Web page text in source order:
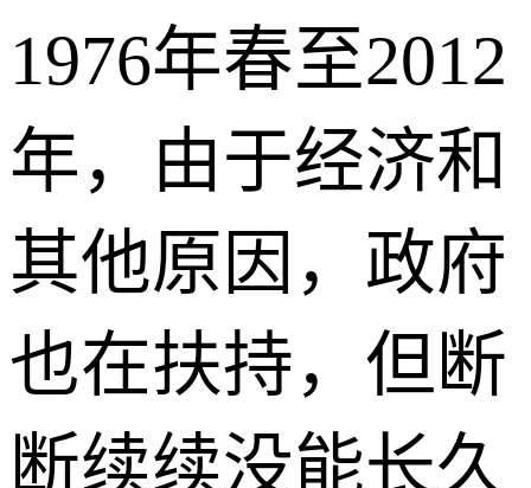
1976年春至2012
年，由于经济和
其他原因，政府
也在扶持，但断
断续续没能长久